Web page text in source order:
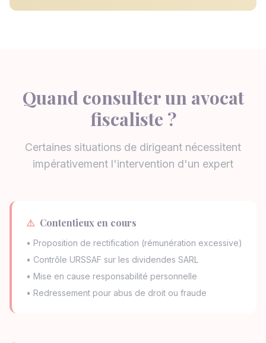
Quand consulter un avocat
fiscaliste ?
Certaines situations de dirigeant nécessitent
impérativement l'intervention d'un expert
⚠️ Contentieux en cours
• Proposition de rectification (rémunération excessive)
• Contrôle URSSAF sur les dividendes SARL
• Mise en cause responsabilité personnelle
• Redressement pour abus de droit ou fraude